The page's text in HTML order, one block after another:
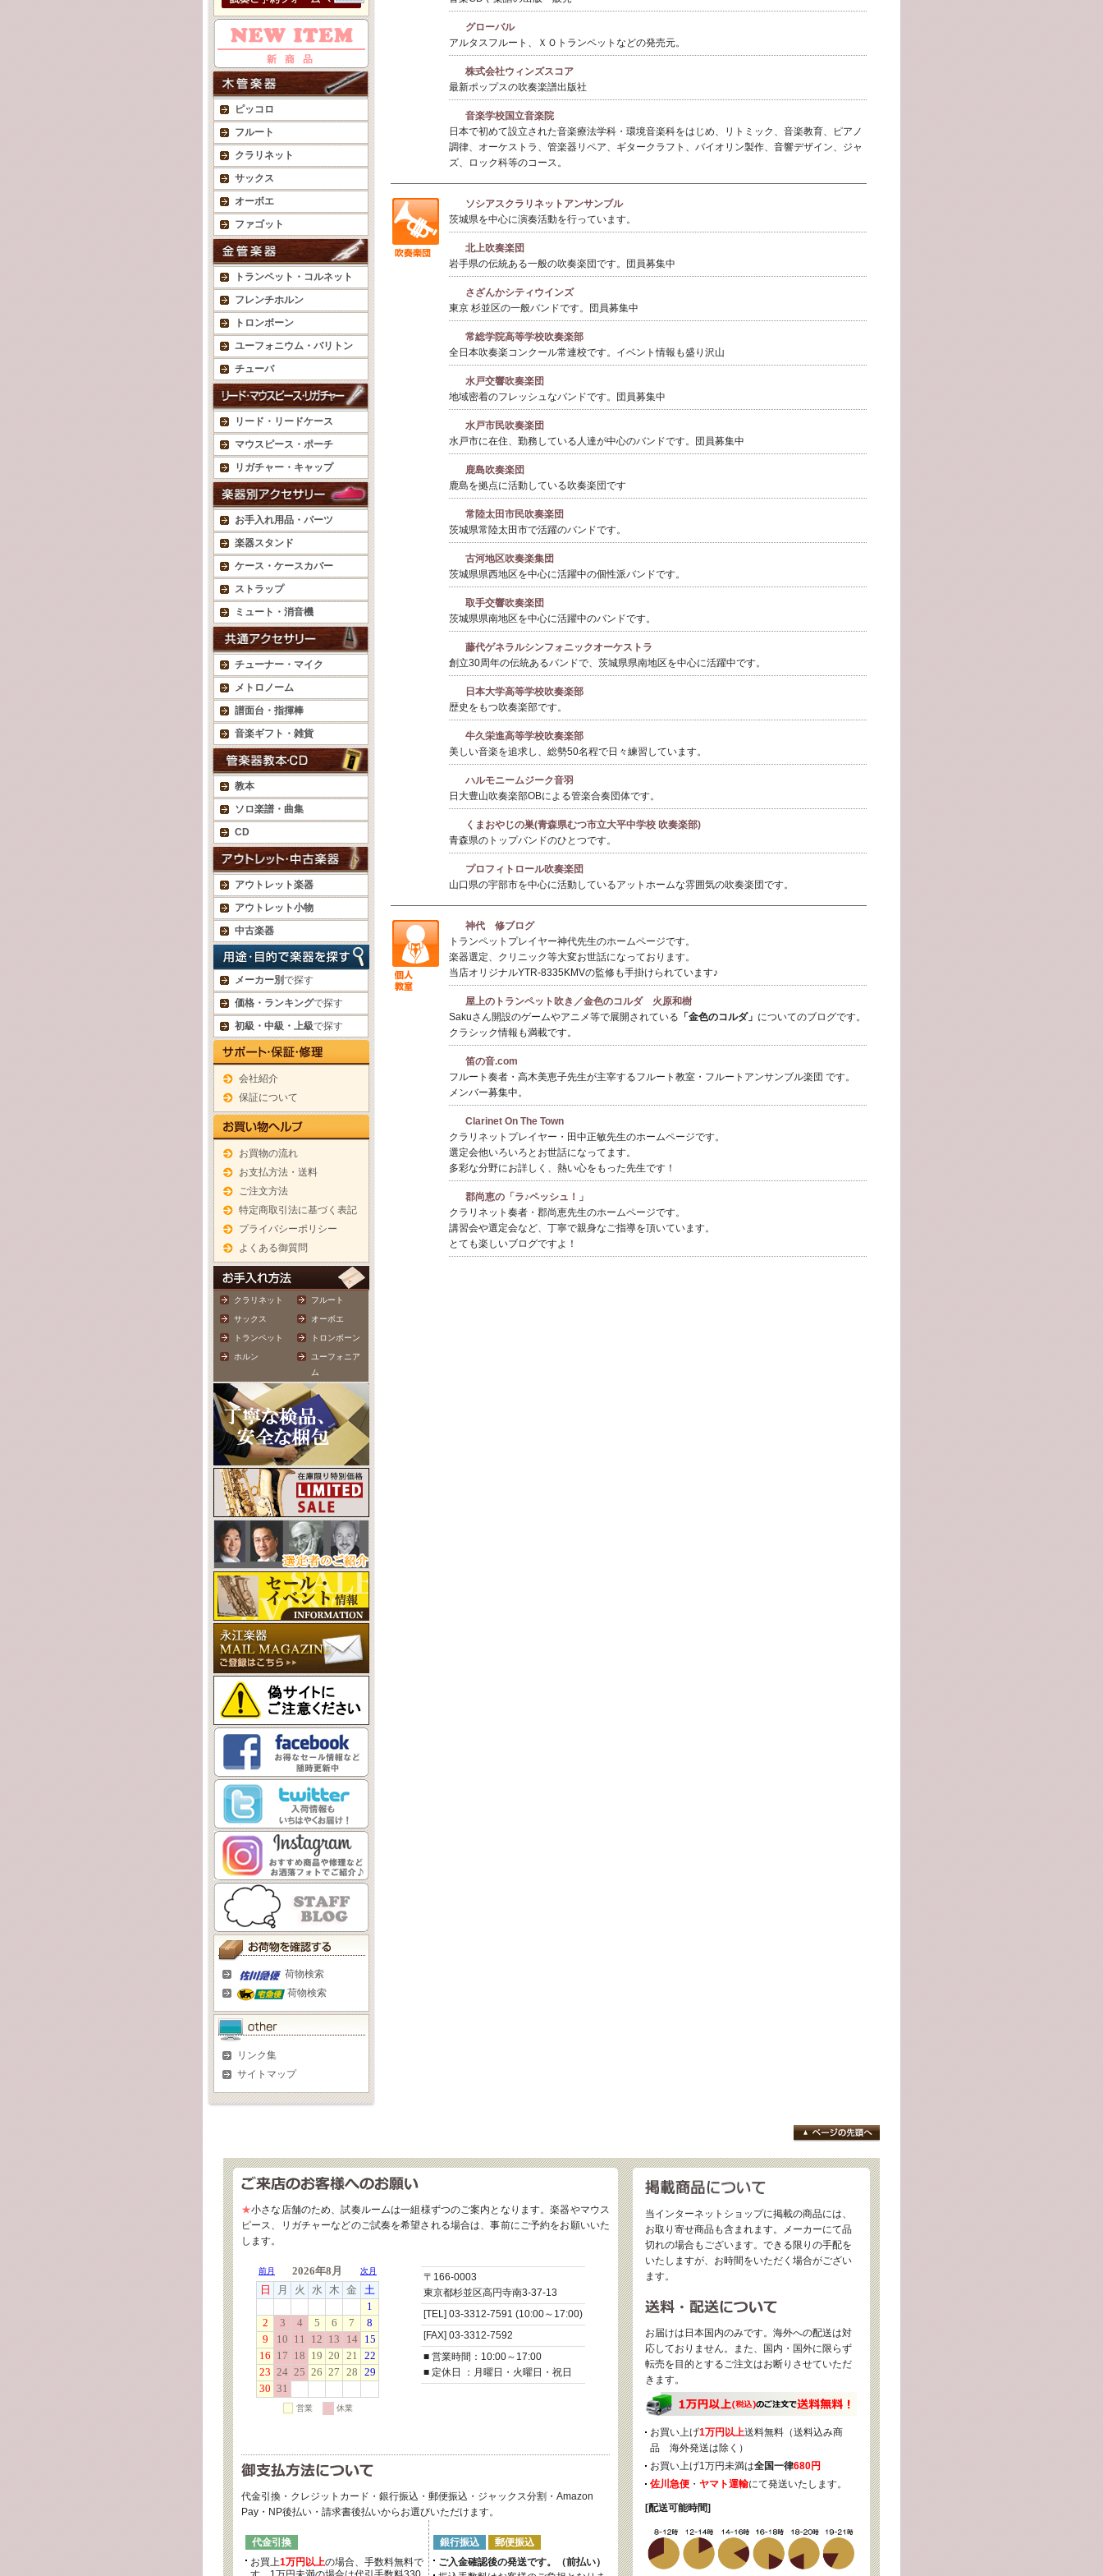
ピッコロ
フルート
クラリネット
サックス
オーボエ
ファゴット
トランペット・コルネット
フレンチホルン
トロンボーン
ユーフォニウム・バリトン
チューバ
リード・リードケース
マウスピース・ポーチ
リガチャー・キャップ
お手入れ用品・パーツ
楽器スタンド
ケース・ケースカバー
ストラップ
ミュート・消音機
チューナー・マイク
メトロノーム
譜面台・指揮棒
音楽ギフト・雑貨
教本
ソロ楽譜・曲集
CD
アウトレット楽器
アウトレット小物
中古楽器
メーカー別で探す
価格・ランキングで探す
初級・中級・上級で探す
会社紹介
保証について
お買物の流れ
お支払方法・送料
ご注文方法
特定商取引法に基づく表記
プライバシーポリシー
よくある御質問
クラリネット フルート
サックス オーボエ
トランペット トロンボーン
ホルン
ユーフォニア
ム
荷物検索
荷物検索
リンク集
サイトマップ
グローバル
アルタスフルート、ＸＯトランペットなどの発売元。
株式会社ウィンズスコア
最新ポップスの吹奏楽譜出版社
音楽学校国立音楽院
日本で初めて設立された音楽療法学科・環境音楽科をはじめ、リトミック、音楽教育、ピアノ
調律、オーケストラ、管楽器リペア、ギタークラフト、バイオリン製作、音響デザイン、ジャ
ズ、ロック科等のコース。
ソシアスクラリネットアンサンブル
茨城県を中心に演奏活動を行っています。
北上吹奏楽団
岩手県の伝統ある一般の吹奏楽団です。団員募集中
さざんかシティウインズ
東京 杉並区の一般バンドです。団員募集中
常総学院高等学校吹奏楽部
全日本吹奏楽コンクール常連校です。イベント情報も盛り沢山
水戸交響吹奏楽団
地域密着のフレッシュなバンドです。団員募集中
水戸市民吹奏楽団
水戸市に在住、勤務している人達が中心のバンドです。団員募集中
鹿島吹奏楽団
鹿島を拠点に活動している吹奏楽団です
常陸太田市民吹奏楽団
茨城県常陸太田市で活躍のバンドです。
古河地区吹奏楽集団
茨城県県西地区を中心に活躍中の個性派バンドです。
取手交響吹奏楽団
茨城県県南地区を中心に活躍中のバンドです。
藤代ゲネラルシンフォニックオーケストラ
創立30周年の伝統あるバンドで、茨城県県南地区を中心に活躍中です。
日本大学高等学校吹奏楽部
歴史をもつ吹奏楽部です。
牛久栄進高等学校吹奏楽部
美しい音楽を追求し、総勢50名程で日々練習しています。
ハルモニームジーク音羽
日大豊山吹奏楽部OBによる管楽合奏団体です。
くまおやじの巣(青森県むつ市立大平中学校 吹奏楽部)
青森県のトップバンドのひとつです。
プロフィトロール吹奏楽団
山口県の宇部市を中心に活動しているアットホームな雰囲気の吹奏楽団です。
神代 修ブログ
トランペットプレイヤー神代先生のホームページです。
楽器選定、クリニック等大変お世話になっております。
当店オリジナルYTR-8335KMVの監修も手掛けられています♪
屋上のトランペット吹き／金色のコルダ 火原和樹
Sakuさん開設のゲームやアニメ等で展開されている 「金色のコルダ」 についてのブログです。
クラシック情報も満載です。
笛の音.com
フルート奏者・高木美恵子先生が主宰するフルート教室・フルートアンサンブル楽団 です。
メンバー募集中。
Clarinet On The Town
クラリネットプレイヤー・田中正敏先生のホームページです。
選定会他いろいろとお世話になってます。
多彩な分野にお詳しく、熱い心をもった先生です！
郡尚恵の「ラ♪ペッシュ！」
クラリネット奏者・郡尚恵先生のホームページです。
講習会や選定会など、丁寧で親身なご指導を頂いています。
とても楽しいブログですよ！
★小さな店舗のため、試奏ルームは一組様ずつのご案内となります。楽器やマウス
ピース、リガチャーなどのご試奏を希望される場合は、事前にご予約をお願いいた
します。
〒166-0003
東京都杉並区高円寺南3-37-13
[TEL] 03-3312-7591 (10:00～17:00)
[FAX] 03-3312-7592
■ 営業時間：10:00～17:00
■ 定休日 ：月曜日・火曜日・祝日
代金引換・クレジットカード・銀行振込・郵便振込・ジャックス分割・Amazon
Pay・NP後払い・請求書後払いからお選びいただけます。
代金引換
お買上1万円以上の場合、手数料無料で
銀行振込
郵便振込
ご入金確認後の発送です。（前払い）
当インターネットショップに掲載の商品には、
お取り寄せ商品も含まれます。メーカーにて品
切れの場合もございます。できる限りの手配を
いたしますが、お時間をいただく場合がござい
ます。
お届けは日本国内のみです。海外への配送は対
応しておりません。また、国内・国外に限らず
転売を目的とするご注文はお断りさせていただ
きます。
お買い上げ1万円以上送料無料（送料込み商
品 海外発送は除く）
お買い上げ1万円未満は全国一律680円
佐川急便 ・ ヤマト運輸にて発送いたします。
[配送可能時間]